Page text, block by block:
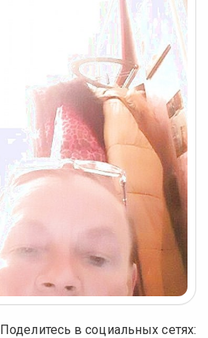
Поделитесь в социальных сетях: